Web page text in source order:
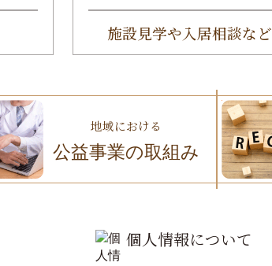
施設見学や入居相談など
地域における
公益事業の取組み
個人情報について